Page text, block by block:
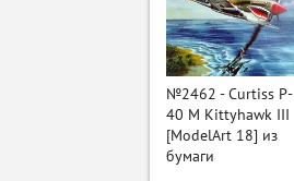
№2462 - Curtiss P-
40 M Kittyhawk III
[ModelArt 18] из
бумаги